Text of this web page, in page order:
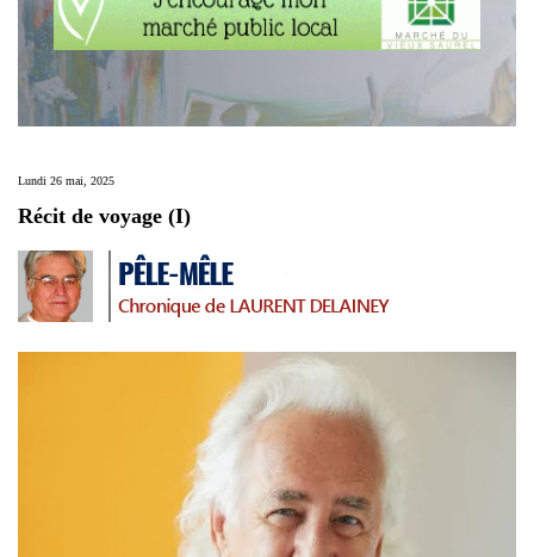
Lundi 26 mai, 2025
Récit de voyage (I)